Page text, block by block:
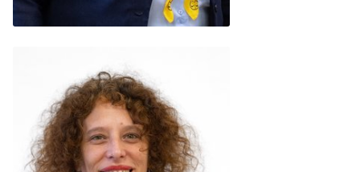
Margaret Burke
(Barbados)
READ BIO